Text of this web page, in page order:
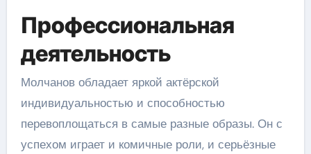
Профессиональная
деятельность
Молчанов обладает яркой актёрской
индивидуальностью и способностью
перевоплощаться в самые разные образы. Он с
успехом играет и комичные роли, и серьёзные